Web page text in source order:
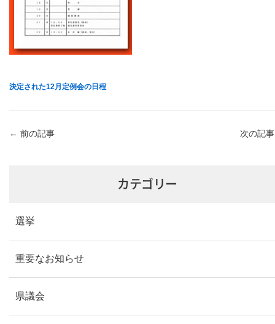
決定された12月定例会の日程
← 前の記事 次の記
カテゴリー
選挙
重要なお知らせ
県議会